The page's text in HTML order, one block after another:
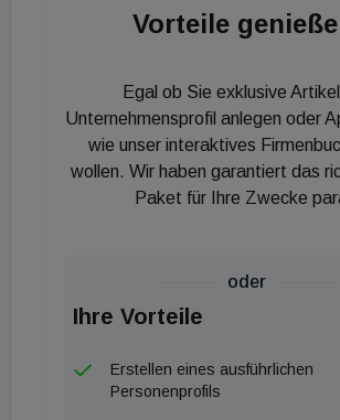
Vorteile
Egal ob Sie exklusive
Unternehmensprofil anlegen oder
wie unser interaktives
wollen. Wir haben garantiert das
Paket für Ihre Zwecke
oder
Ihre Vorteile
Erstellen eines ausführlichen
Personenprofils